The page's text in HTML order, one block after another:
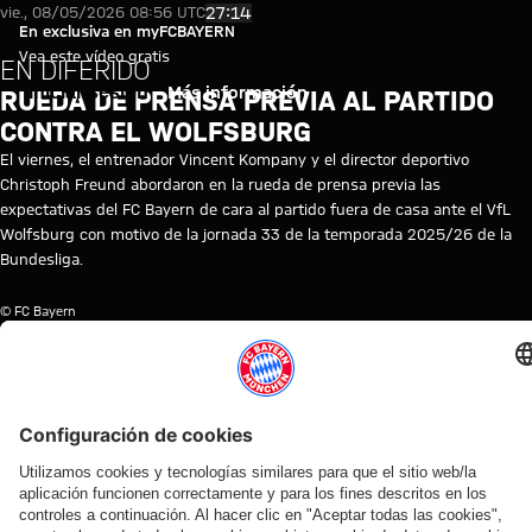
Vídeo: Rueda de prensa previa
Reproducir vídeo
En exclusiva en myFCBAYERN
Vea este vídeo gratis
Iniciar sesión Más información
vie., 08/05/2026 08:56 UTC27:14
EN DIFERIDO
RUEDA DE PRENSA PREVIA AL PARTIDO
CONTRA EL WOLFSBURG
El viernes, el entrenador Vincent Kompany y el director deportivo
Christoph Freund abordaron en la rueda de prensa previa las
expectativas del FC Bayern de cara al partido fuera de casa ante el VfL
Wolfsburg con motivo de la jornada 33 de la temporada 2025/26 de la
Bundesliga.
© FC Bayern
TEMAS DE ESTE VÍDEO
PRENSA
TV
LA
DE
PRENSA
VÍDEOS RELACIONADOS